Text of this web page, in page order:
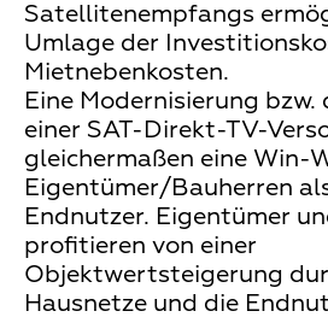
Satellitenempfangs
Umlage der
Mietnebenkosten.
Eine Modernisierung bzw.
einer SAT-Direkt-TV-
gleichermaßen eine Win-
Eigentümer/Bauherren
Endnutzer. Eigentümer
profitieren von einer
Objektwertsteigerung
Hausnetze und die